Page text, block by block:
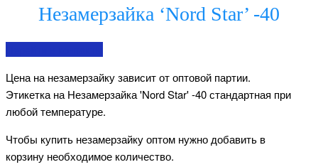
Незамерзайка ‘Nord Star’ -40
Цена на незамерзайку зависит от оптовой партии.
Этикетка на Незамерзайка 'Nord Star' -40 стандартная при
любой температуре.
Чтобы купить незамерзайку оптом нужно добавить в
корзину необходимое количество.